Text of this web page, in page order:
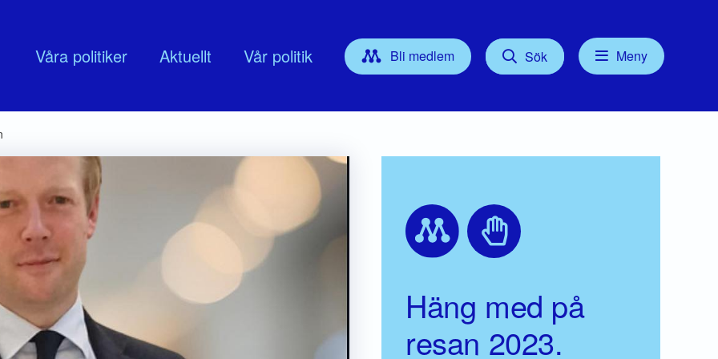
Våra politiker Aktuellt Vår politik Bli medlem Sök Meny
Om oss
Moderata Företagarrådet Nyköping
MUF Nyköping
Moderata seniorer
ModeratKvinnor
Kontakt
För dig som Medlem
Häng med på
resan 2023.